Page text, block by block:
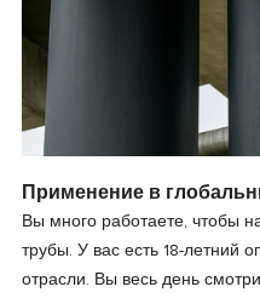
Применение в
Вы много работаете, чтобы
трубы. У вас есть 18-летний
отрасли. Вы весь день